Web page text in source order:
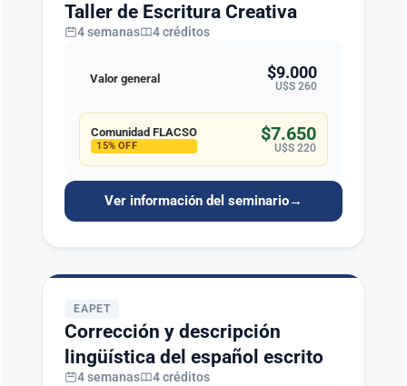
Taller de Escritura Creativa
4 semanas 4 créditos
Valor general $9.000
U$S 260
Comunidad FLACSO
15% OFF
$7.650
U$S 220
Ver información del seminario→
EAPET
Corrección y descripción
lingüística del español escrito
4 semanas 4 créditos